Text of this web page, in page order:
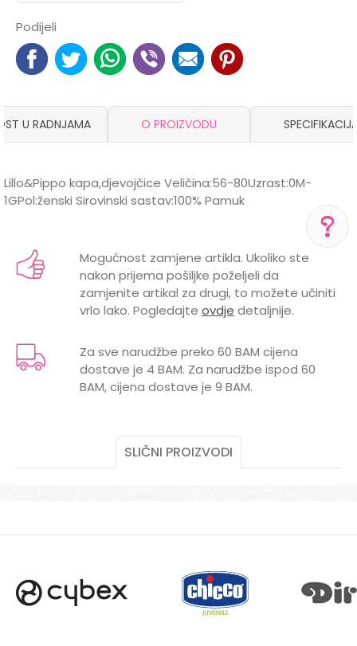
Podijeli
POMOĆ PRI KUPOVINI
Za više informacija,
pomoć i porudžbine
Radno vreme
Pon-Subota: 09:00-
15:00h
aksaonlinebih@aksabih.ba
U RADNJAMA O PROIZVODU
Lillo&Pippo kapa,djevojčice Veličina:56-80Uzrast:0M-
1GPol:ženski Sirovinski sastav:100% Pamuk
Kategorija
Kape, šalovi i rukavice
Brend
LILLO&PIPPO
ŽENSKI
Email
Mogućnost zamjene artikla. Ukoliko ste
nakon prijema pošiljke poželjeli da
zamjenite artikal za drugi, to možete učiniti
vrlo lako. Pogledajte ovdje detaljnije.
Za sve narudžbe preko 60 BAM cijena
dostave je 4 BAM. Za narudžbe ispod 60
BAM, cijena dostave je 9 BAM.
SLIČNI PROIZVODI